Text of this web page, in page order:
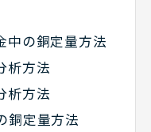
中の銅定量方法
析方法
析方法
銅定量方法